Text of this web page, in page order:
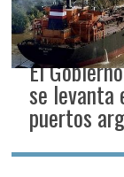
El
se levanta
puertos